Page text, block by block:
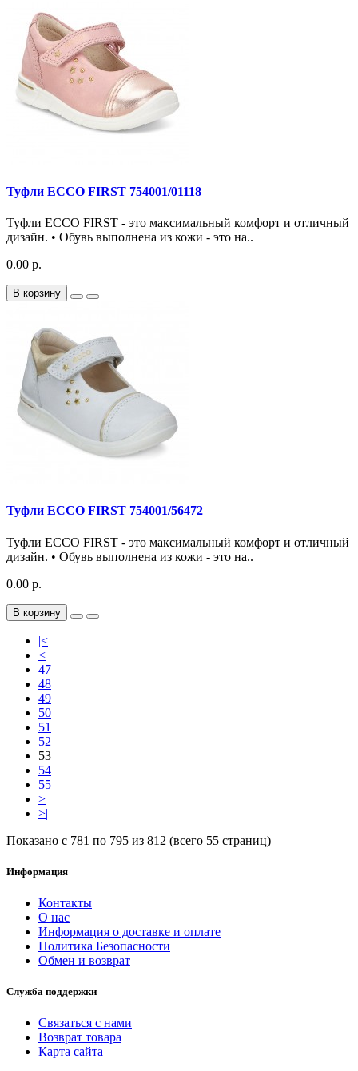
Туфли ECCO FIRST 754001/01118
Туфли ECCO FIRST - это максимальный комфорт и отличный
дизайн. • Обувь выполнена из кожи - это на..
0.00 р.
В корзину
Туфли ECCO FIRST 754001/56472
Туфли ECCO FIRST - это максимальный комфорт и отличный
дизайн. • Обувь выполнена из кожи - это на..
0.00 р.
В корзину
|<
<
47
48
49
50
51
52
53
54
55
>
>|
Показано с 781 по 795 из 812 (всего 55 страниц)
Информация
Контакты
О нас
Информация о доставке и оплате
Политика Безопасности
Обмен и возврат
Служба поддержки
Связаться с нами
Возврат товара
Карта сайта